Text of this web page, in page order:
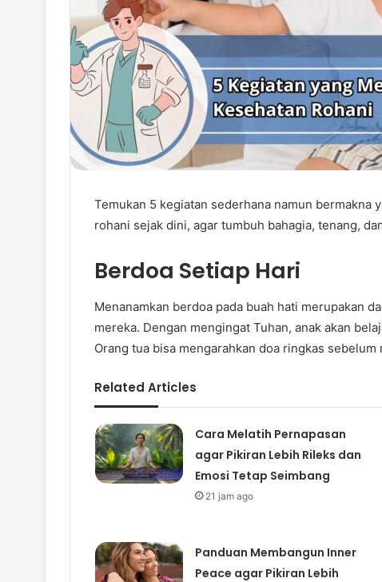
Temukan 5 kegiatan sederhana namun bermakna
rohani sejak dini, agar tumbuh bahagia, tenang,
Berdoa Setiap Hari
Menanamkan berdoa pada buah hati merupakan
mereka. Dengan mengingat Tuhan, anak akan
Orang tua bisa mengarahkan doa ringkas
Related Articles
Cara Melatih Pernapasan
agar Pikiran Lebih Rileks dan
Emosi Tetap Seimbang
21 jam ago
Panduan Membangun Inner
Peace agar Pikiran Lebih